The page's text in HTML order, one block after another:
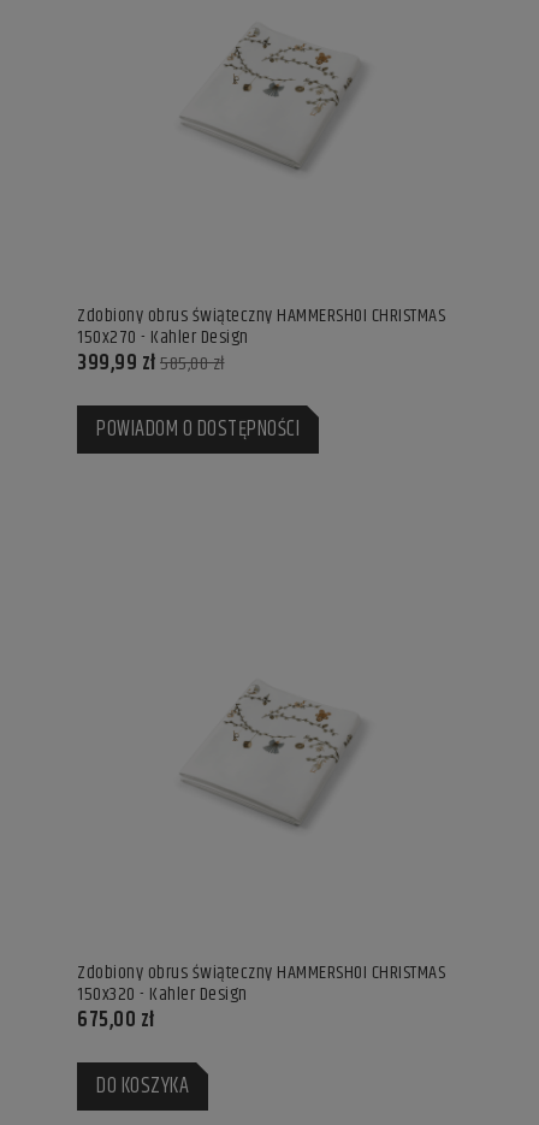
Zdobiony obrus świąteczny HAMMERSHOI CHRISTMAS
150x270 - Kahler Design
399,99 zł585,00 zł
POWIADOM O DOSTĘPNOŚCI
Zdobiony obrus świąteczny HAMMERSHOI CHRISTMAS
150x320 - Kahler Design
675,00 zł
DO KOSZYKA